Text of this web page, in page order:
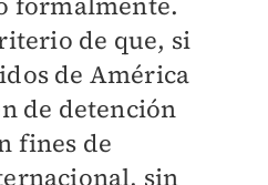
de que, si
de América
de detención
fines de
sin